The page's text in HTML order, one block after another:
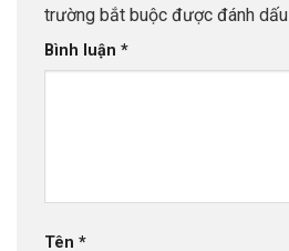
trường bắt buộc được đánh dấu
Bình luận *
Tên *